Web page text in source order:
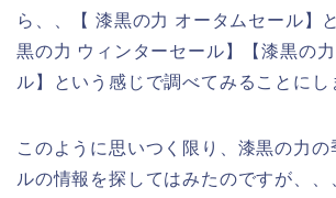
ら、、【 漆黒の力 オータムセール】
黒の力 ウィンターセール】【漆黒の
ル】という感じで調べてみることにし
このように思いつく限り、漆黒の力の
ルの情報を探してはみたのですが、、